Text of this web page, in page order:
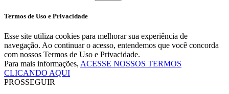
Termos de Uso e Privacidade
Esse site utiliza cookies para melhorar sua experiência de
navegação. Ao continuar o acesso, entendemos que você concorda
com nossos Termos de Uso e Privacidade.
Para mais informações, ACESSE NOSSOS TERMOS
CLICANDO AQUI
PROSSEGUIR